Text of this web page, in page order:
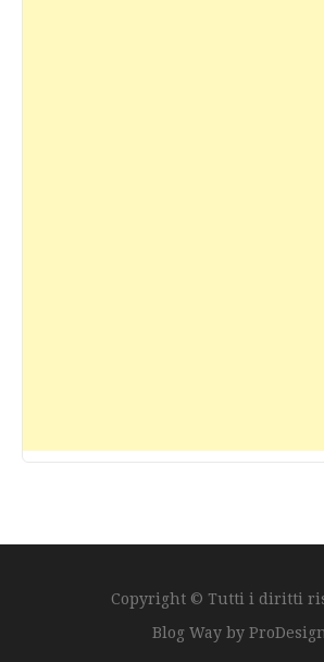
Copyright © Tutti i diritti
Blog Way by